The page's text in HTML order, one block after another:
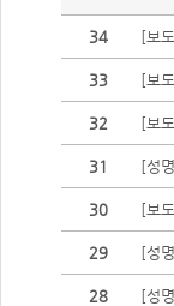
34 [보
33 [보
32 [보
31 [성
30 [보
29 [성
28 [성